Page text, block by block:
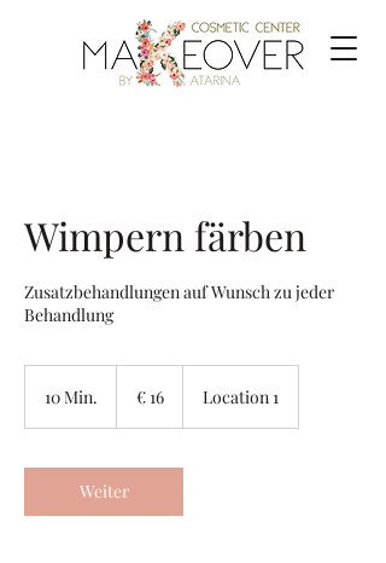
Wimpern färben
Zusatzbehandlungen auf Wunsch zu jeder
Behandlung
10 Min.
i
n
.
€ 16 Location 1
Weiter